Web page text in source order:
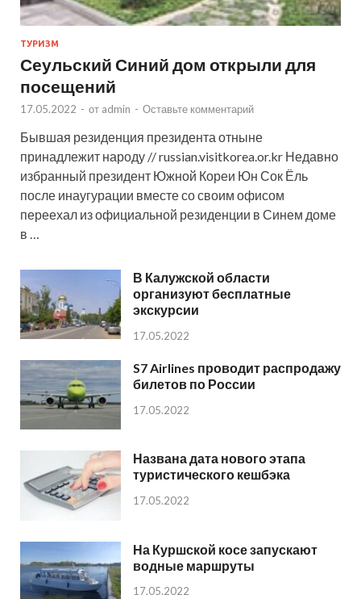
ТУРИЗМ
Сеульский Синий дом открыли для
посещений
17.05.2022 - от admin - Оставьте комментарий
Бывшая резиденция президента отныне
принадлежит народу // russian.visitkorea.or.kr Недавно
избранный президент Южной Кореи Юн Сок Ёль
после инаугурации вместе со своим офисом
переехал из официальной резиденции в Синем доме
в …
В Калужской области
организуют бесплатные
экскурсии
17.05.2022
S7 Airlines проводит распродажу
билетов по России
17.05.2022
Названа дата нового этапа
туристического кешбэка
17.05.2022
На Куршской косе запускают
водные маршруты
17.05.2022